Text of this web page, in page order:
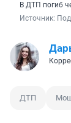
В ДТП погиб
Источник:
ДТП